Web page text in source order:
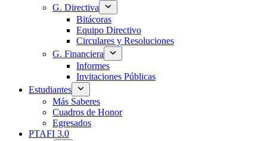
G. Directiva
Bitácoras
Equipo Directivo
Circulares y Resoluciones
G. Financiera
Informes
Invitaciones Públicas
Estudiantes
Más Saberes
Cuadros de Honor
Egresados
PTAFI 3.0